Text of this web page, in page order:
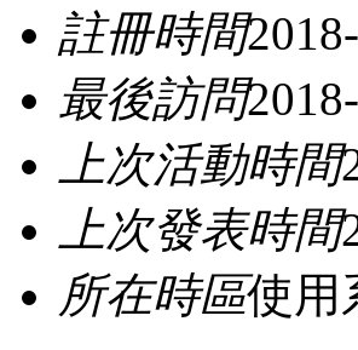
註冊時間
最後訪問
上次活動時間
上次發表時間
所在時區使用